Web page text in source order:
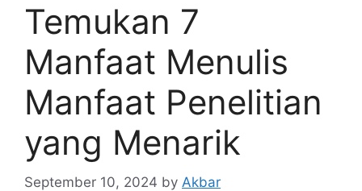
Temukan 7
Manfaat Menulis
Manfaat Penelitian
yang Menarik
September 10, 2024 by Akbar